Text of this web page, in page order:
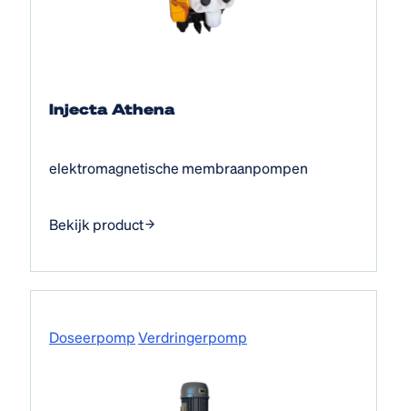
Injecta Athena
elektromagnetische membraanpompen
Bekijk product
DoseerpompVerdringerpomp